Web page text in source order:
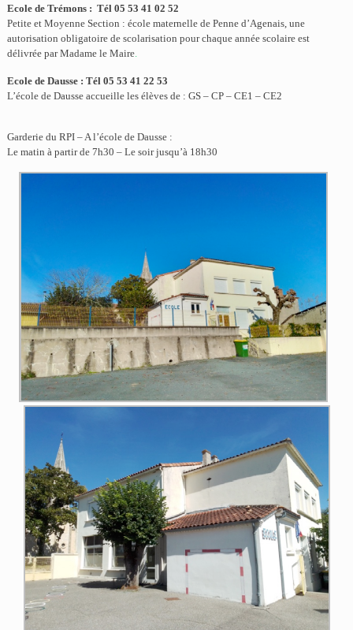
Ecole de Trémons : Tél 05 53 41 02 52
Petite et Moyenne Section : école maternelle de Penne d’Agenais, une
autorisation obligatoire de scolarisation pour chaque année scolaire est
délivrée par Madame le Maire
Ecole de Dausse : Tél 05 53 41 22 53
L’école de Dausse accueille les élèves de : GS – CP – CE1 – CE2
Garderie du RPI – A l’école de Dausse :
Le matin à partir de 7h30 – Le soir jusqu’à 18h30